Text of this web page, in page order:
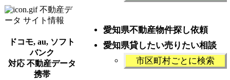
不動産デ
ータ サイト情報
ドコモ, au, ソフト
バンク
対応 不動産データ
携帯
愛知県不動産物件探し依頼
愛知県貸したい売りたい相談
市区町村ごとに検索